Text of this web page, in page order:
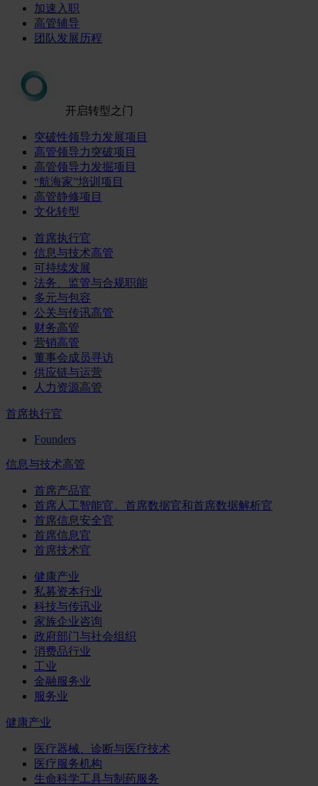
加速入职
高管辅导
团队发展历程
开启转型之门
突破性领导力发展项目
高管领导力突破项目
高管领导力发掘项目
“航海家”培训项目
高管静修项目
文化转型
首席执行官
信息与技术高管
可持续发展
法务、监管与合规职能
多元与包容
公关与传讯高管
财务高管
营销高管
董事会成员寻访
供应链与运营
人力资源高管
首席执行官
Founders
信息与技术高管
首席产品官
首席人工智能官、首席数据官和首席数据解析官
首席信息安全官
首席信息官
首席技术官
健康产业
私募资本行业
科技与传讯业
家族企业咨询
政府部门与社会组织
消费品行业
工业
金融服务业
服务业
健康产业
医疗器械、诊断与医疗技术
医疗服务机构
生命科学工具与制药服务